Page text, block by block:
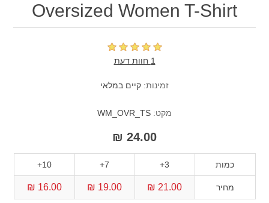
Oversized Women T-Shirt
1 חוות דעת
זמינות: קיים במלאי
מקט: WM_OVR_TS
24.00 ₪
כמות 3+
7+
10+
מחיר 21.00 ₪
19.00 ₪
16.00 ₪